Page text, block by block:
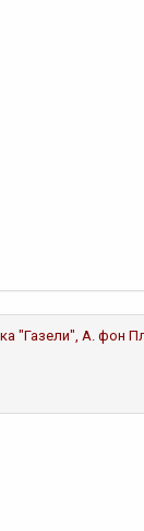
"Газели", А. фон